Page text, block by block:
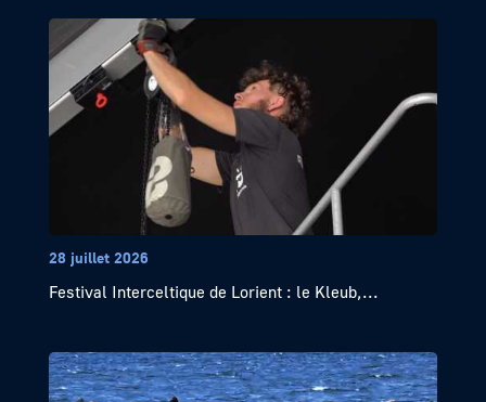
28 juillet 2026
Festival Interceltique de Lorient : le Kleub,...